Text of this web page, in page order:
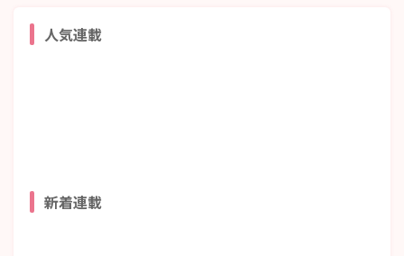
人気連載
新着連載